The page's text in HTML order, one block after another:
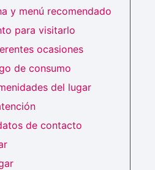
y menú recomendado
para visitarlo
ocasiones
de consumo
del lugar
de contacto